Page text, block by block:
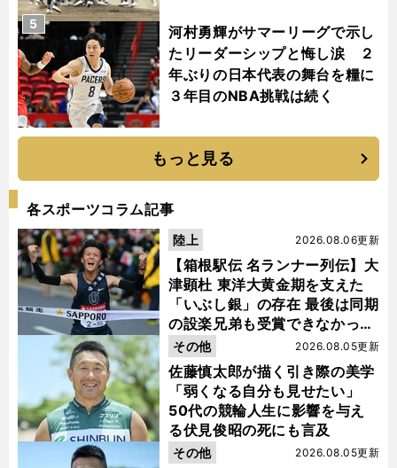
河村勇輝がサマーリーグで示し
たリーダーシップと悔し涙 ２
年ぶりの日本代表の舞台を糧に
３年目のNBA挑戦は続く
5
もっと見る
各スポーツコラム記事
【箱根駅伝 名ランナー列伝】大
津顕杜 東洋大黄金期を支えた
「いぶし銀」の存在 最後は同期
の設楽兄弟も受賞できなかった
金栗杯に輝く
2026.08.06更新
陸上
佐藤慎太郎が描く引き際の美学
「弱くなる自分も見せたい」
50代の競輪人生に影響を与え
る伏見俊昭の死にも言及
2026.08.05更新
その他
2026.08.05更新
その他